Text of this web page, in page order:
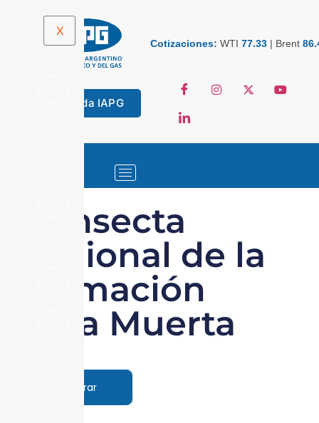
Cotizaciones: WTI 77.33 | Brent
Tienda IAPG
X
Transecta
Regional de la
Formación
Vaca Muerta
Comprar